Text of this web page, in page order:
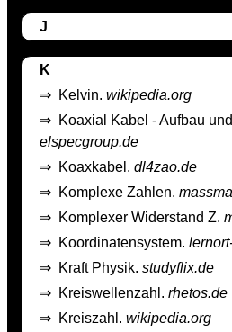
J
K
⇒ Kelvin. wikipedia.org
⇒ Koaxial Kabel - Aufbau
elspecgroup.de
⇒ Koaxkabel. dl4zao.de
⇒ Komplexe Zahlen.
⇒ Komplexer Widerstand Z.
⇒ Koordinatensystem.
⇒ Kraft Physik. studyflix.de
⇒ Kreiswellenzahl. rhetos.de
⇒ Kreiszahl. wikipedia.org